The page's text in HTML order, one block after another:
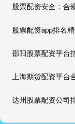
股票配资安全：合
股票配资app排名
邵阳股票配资平台
上海期货配资平台
达州股票配资公司